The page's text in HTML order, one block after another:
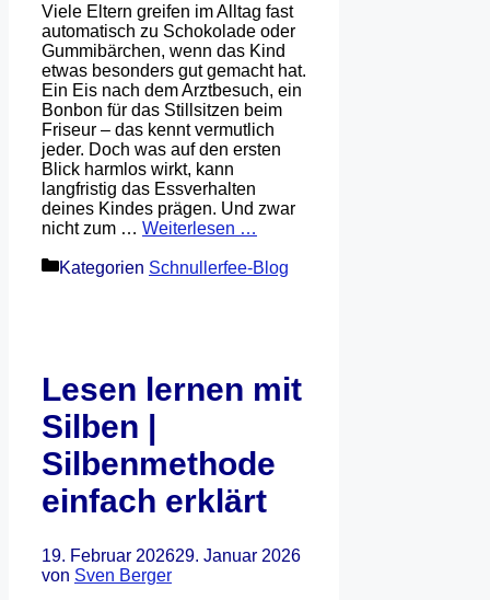
Viele Eltern greifen im Alltag fast
automatisch zu Schokolade oder
Gummibärchen, wenn das Kind
etwas besonders gut gemacht hat.
Ein Eis nach dem Arztbesuch, ein
Bonbon für das Stillsitzen beim
Friseur – das kennt vermutlich
jeder. Doch was auf den ersten
Blick harmlos wirkt, kann
langfristig das Essverhalten
deines Kindes prägen. Und zwar
nicht zum … Weiterlesen …
Kategorien Schnullerfee-Blog
Lesen lernen mit
Silben |
Silbenmethode
einfach erklärt
19. Februar 202629. Januar 2026
von Sven Berger